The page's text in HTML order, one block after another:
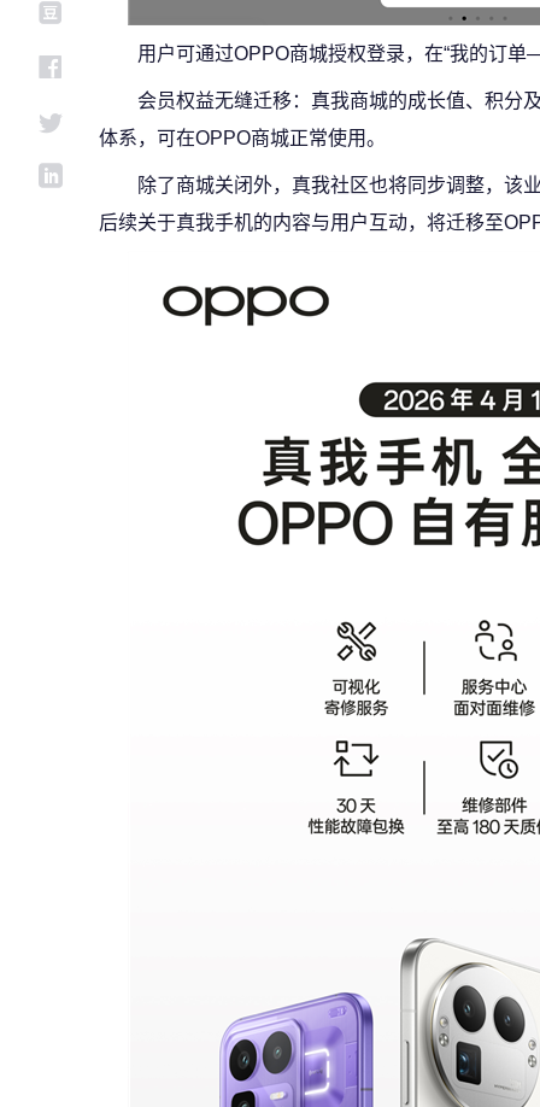
用户可通过OPPO商城授权登录，在“我的订
会员权益无缝迁移：真我商城的成长值、积分
体系，可在OPPO商城正常使用。
除了商城关闭外，真我社区也将同步调整，该
后续关于真我手机的内容与用户互动，将迁移至